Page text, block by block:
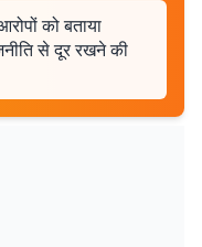
को बताया
से दूर रखने की